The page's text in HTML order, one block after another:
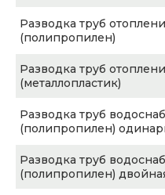
Разводка труб
(полипропилен)
Разводка труб
(металлопластик)
Разводка труб
(полипропилен)
Разводка труб
(полипропилен)